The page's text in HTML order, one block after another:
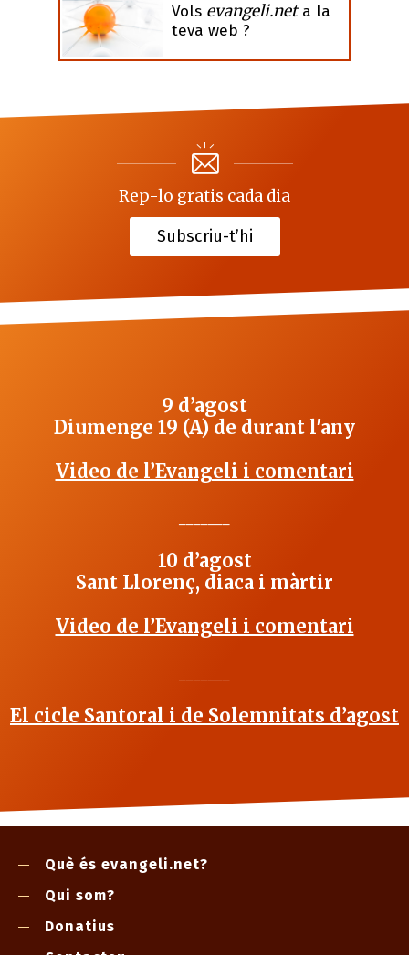
Vols evangeli.neta la
teva web ?
Rep-lo gratis cada dia
Subscriu-t’hi
9 d’agost
Diumenge 19 (A) de durant l'any
Video de l’Evangeli i comentari
10 d’agost
Sant Llorenç, diaca i màrtir
Video de l’Evangeli i comentari
El cicle Santoral i de Solemnitats d’agost
Què és evangeli.net?
Qui som?
Donatius